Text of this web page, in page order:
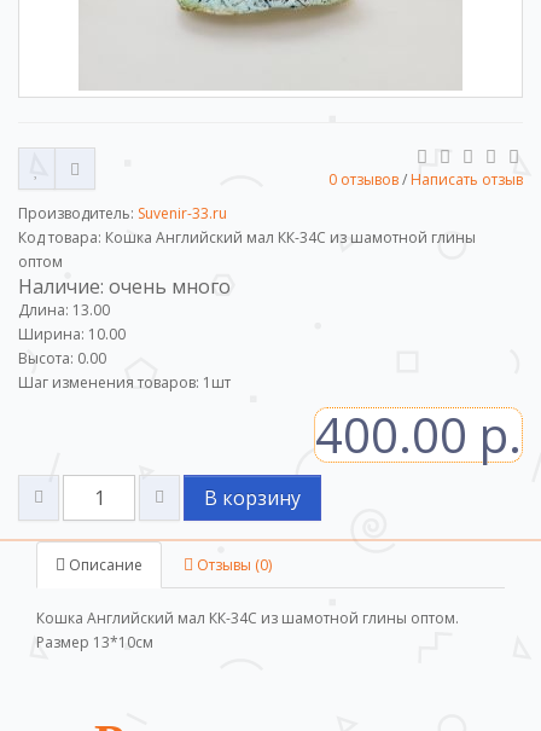
0 отзывов/ Написать отзыв
Производитель: Suvenir-33.ru
Код товара: Кошка Английский мал КК-34С из шамотной глины
оптом
Наличие: очень много
Длина: 13.00
Ширина: 10.00
Высота: 0.00
Шаг изменения товаров: 1 шт
400.00 р.
В корзину
Описание Отзывы (0)
Кошка Английский мал КК-34С из шамотной глины оптом.
Размер 13*10см